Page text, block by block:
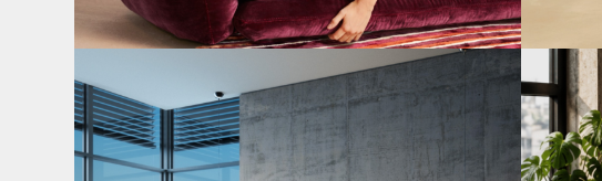
Cloud 7 – nicht nur zum Sitzen, sondern auch zum
145 3